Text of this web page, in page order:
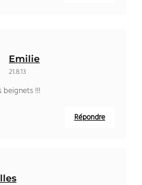
Emilie
21.8.13
beignets !!!
Répondre